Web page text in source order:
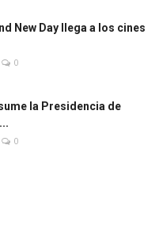
New Day llega a los cines
0
la Presidencia de
0